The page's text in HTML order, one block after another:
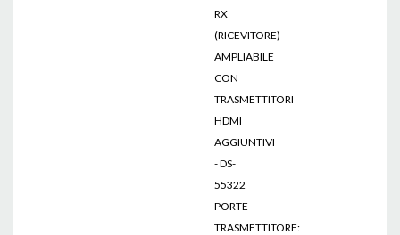
RX
(RICEVITORE)
AMPLIABILE
CON
TRASMETTITORI
HDMI
AGGIUNTIVI
- DS-
55322
PORTE
TRASMETTITORE: